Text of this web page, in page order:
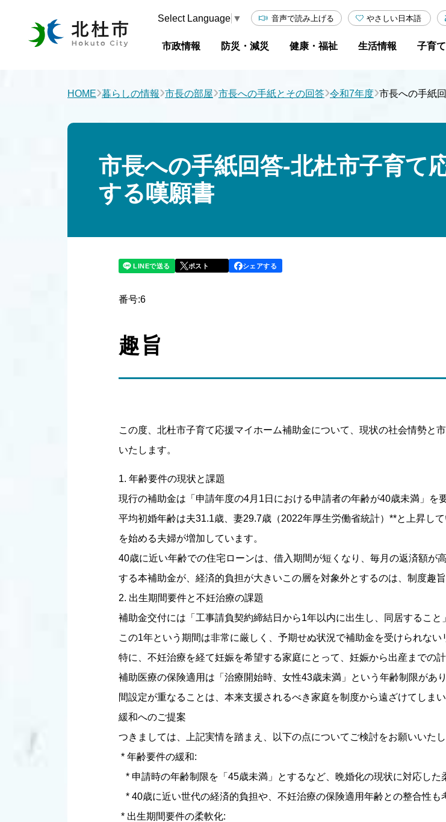
Select Language ▼ 音声で読み上げる やさしい日本語
市政情報 防災・減災 健康・福祉 生活情報 子育
HOME›暮らしの情報›市長の部屋›市長への手紙とその回答›令和7年度›市長への手紙
市長への手紙回答-北杜市子育て
する嘆願書
LINEで送る ポスト シェアする
番号:6
趣旨
この度、北杜市子育て応援マイホーム補助金について、現状の社会情勢と
いたします。
1. 年齢要件の現状と課題
現行の補助金は「申請年度の4月1日における申請者の年齢が40歳未満」を
平均初婚年齢は夫31.1歳、妻29.7歳（2022年厚生労働省統計）**と上昇し
を始める夫婦が増加しています。
40歳に近い年齢での住宅ローンは、借入期間が短くなり、毎月の返済額が
する本補助金が、経済的負担が大きいこの層を対象外とするのは、制度趣
2. 出生期間要件と不妊治療の課題
補助金交付には「工事請負契約締結日から1年以内に出生し、同居するこ
この1年という期間は非常に厳しく、予期せぬ状況で補助金を受けられない
特に、不妊治療を経て妊娠を希望する家庭にとって、妊娠から出産までの
補助医療の保険適用は「治療開始時、女性43歳未満」という年齢制限があ
間設定が重なることは、本来支援されるべき家庭を制度から遠ざけてしまい
緩和へのご提案
つきましては、上記実情を踏まえ、以下の点についてご検討をお願いいたし
* 年齢要件の緩和:
* 申請時の年齢制限を「45歳未満」とするなど、晩婚化の現状に対応した
* 40歳に近い世代の経済的負担や、不妊治療の保険適用年齢との整合性も
* 出生期間要件の柔軟化: